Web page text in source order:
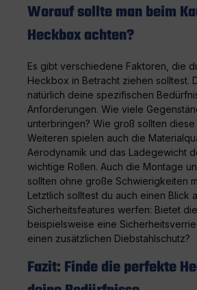
Worauf sollte man beim
Heckbox achten?
Es gibt verschiedene Faktoren, die
Heckbox in Betracht ziehen solltest.
natürlich deine spezifischen
Anforderungen. Wie viele
unterbringen? Wie groß sollten diese
Weiteren spielen auch die
Aerodynamik und das Ladegewicht
wichtige Rollen. Auch die Montage
sollten ohne große Schwierigkeiten
Letztlich solltest du auch einen Blick
Sicherheitsfeatures werfen: Bietet
beispielsweise eine
einen zusätzlichen Diebstahlschutz?
Fazit: Finde die perfekte